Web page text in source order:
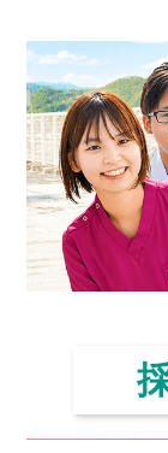
シ
ョ
ン